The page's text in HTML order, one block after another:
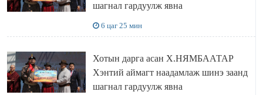
шагнал гардуулж явна
6 цаг 25 мин
Хотын дарга асан Х.НЯМБААТАР
Хэнтий аймагт наадамлаж шинэ заанд
шагнал гардуулж явна